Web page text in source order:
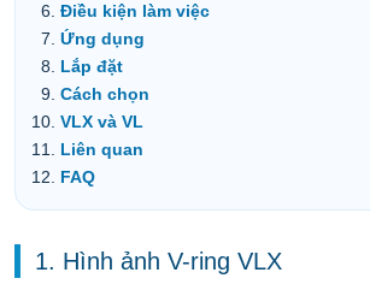
Điều kiện làm việc
Ứng dụng
Lắp đặt
Cách chọn
VLX và VL
Liên quan
FAQ
1. Hình ảnh V-ring VLX